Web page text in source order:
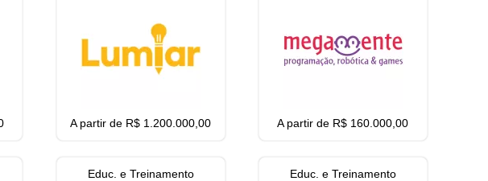
A partir de R$ 1.200.000,00 A partir de R$ 160.000,00
Educ. e Treinamento Educ. e Treinamento